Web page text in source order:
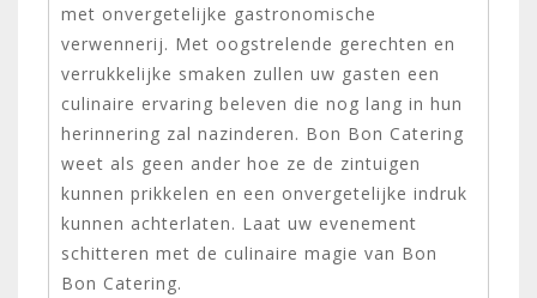
met onvergetelijke gastronomische
verwennerij. Met oogstrelende gerechten en
verrukkelijke smaken zullen uw gasten een
culinaire ervaring beleven die nog lang in hun
herinnering zal nazinderen. Bon Bon Catering
weet als geen ander hoe ze de zintuigen
kunnen prikkelen en een onvergetelijke indruk
kunnen achterlaten. Laat uw evenement
schitteren met de culinaire magie van Bon
Bon Catering.